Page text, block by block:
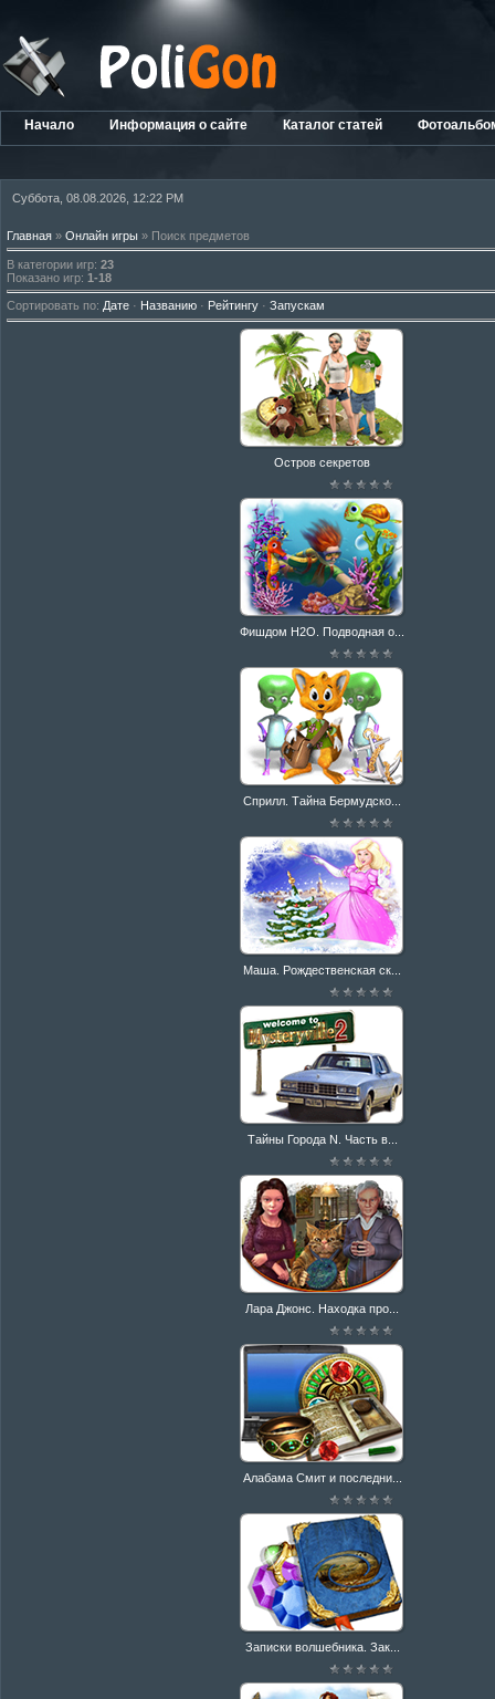
Начало Информация о сайте Каталог статей
Суббота, 08.08.2026, 12:22 PM
Главная » Онлайн игры » Поиск предметов
В категории игр: 23
Показано игр: 1-18
Сортировать по: Дате · Названию · Рейтингу · Запускам
Остров секретов
Фишдом H2O. Подводная о...
Сприлл. Тайна Бермудско...
Маша. Рождественская ск...
Тайны Города N. Часть в...
Лара Джонс. Находка про...
Алабама Смит и последни...
Записки волшебника. Зак...